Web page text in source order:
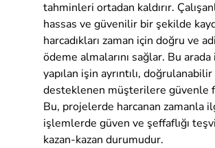
tahminleri ortadan kaldırır.
hassas ve güvenilir bir şekilde
harcadıkları zaman için doğru ve
ödeme almalarını sağlar. Bu
yapılan işin ayrıntılı, doğrulanabilir
desteklenen müşterilere güvenle
Bu, projelerde harcanan zamanla
işlemlerde güven ve şeffaflığı
kazan-kazan durumudur.